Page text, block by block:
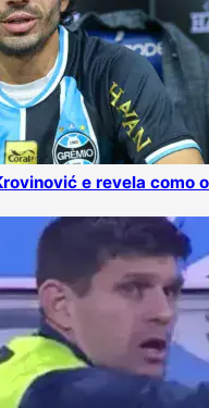
e revela como